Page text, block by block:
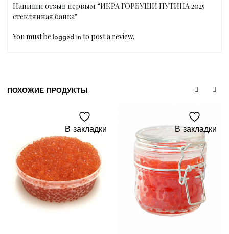
Напиши отзыв первым “ИКРА ГОРБУШИ ПУТИНА 2025
стеклянная банка”
You must belogged in to post a review.
ПОХОЖИЕ ПРОДУКТЫ
В закладки В закладки